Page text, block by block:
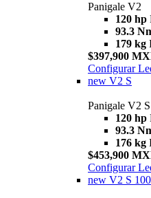
Panigale V2
120 hp
93.3
179 kg
$397,900
Configurar
new V2 S
Panigale V2 S
120 hp
93.3
176 kg
$453,900
Configurar
new V2 S 100